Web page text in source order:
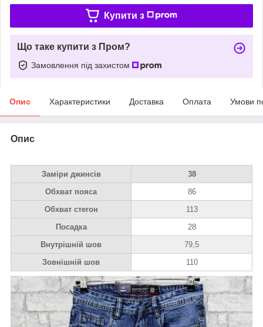
Купити з
Що таке купити з Пром?
Замовлення під захистом
Опис Характеристики Доставка Оплата Умови
Опис
Заміри джинсів
38
Обхват пояса
86
Обхват стегон
113
Посадка
28
Внутрішній шов
79,5
Зовнішній шов
110